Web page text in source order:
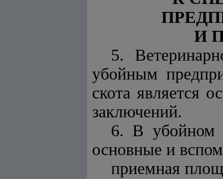
И
5.
убойным
скота является
заключений.
6. В убойном
основные и
приемная